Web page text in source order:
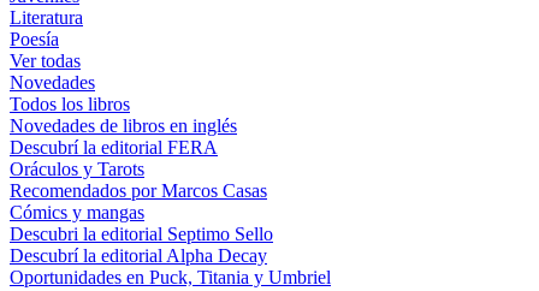
Literatura
Poesía
Ver todas
Novedades
Todos los libros
Novedades de libros en inglés
Descubrí la editorial FERA
Oráculos y Tarots
Recomendados por Marcos Casas
Cómics y mangas
Descubri la editorial Septimo Sello
Descubrí la editorial Alpha Decay
Oportunidades en Puck, Titania y Umbriel